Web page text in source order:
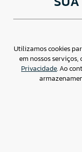
Av. Brigadeiro
Paulistano, São
Assessoria de
Utilizamos cookies
em nossos
Privacidade. Ao